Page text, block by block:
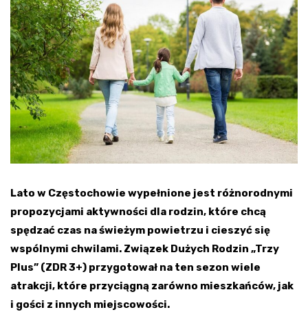
Lato w Częstochowie wypełnione jest różnorodnymi
propozycjami aktywności dla rodzin, które chcą
spędzać czas na świeżym powietrzu i cieszyć się
wspólnymi chwilami. Związek Dużych Rodzin „Trzy
Plus” (ZDR 3+) przygotował na ten sezon wiele
atrakcji, które przyciągną zarówno mieszkańców, jak
i gości z innych miejscowości.